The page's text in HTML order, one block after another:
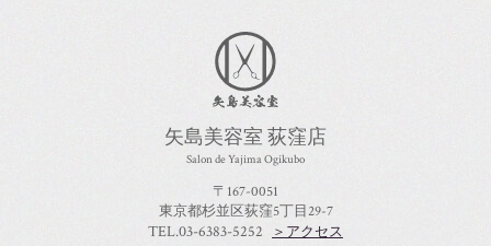
矢島美容室 荻窪店
Salon de Yajima Ogikubo
〒167-0051
東京都杉並区荻窪5丁目29-7
TEL.03-6383-5252 ＞アクセス